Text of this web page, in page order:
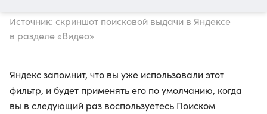
Источник: скриншот поисковой выдачи в Яндексе
в разделе «Видео»
Яндекс запомнит, что вы уже использовали этот
фильтр, и будет применять его по умолчанию, когда
вы в следующий раз воспользуетесь Поиском